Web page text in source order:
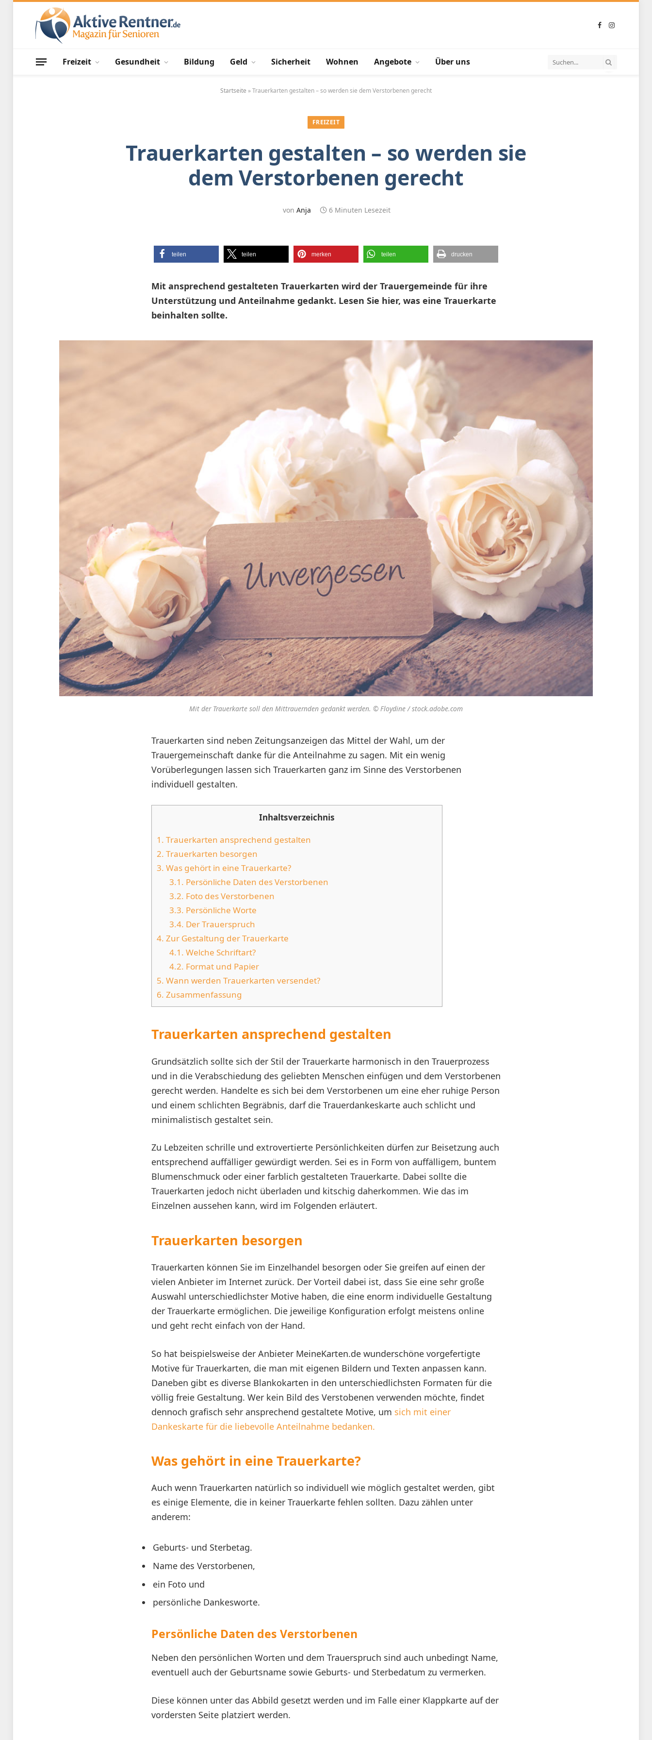
FacebookInstagram
Freizeit Gesundheit Bildung Geld Sicherheit Wohnen Angebote Über uns
Startseite »Trauerkarten gestalten – so werden sie dem Verstorbenen gerecht
FREIZEIT
Trauerkarten gestalten – so werden sie
dem Verstorbenen gerecht
von Anja 6 Minuten Lesezeit
teilen teilen merken teilen drucken
Mit ansprechend gestalteten Trauerkarten wird der Trauergemeinde für ihre
Unterstützung und Anteilnahme gedankt. Lesen Sie hier, was eine Trauerkarte
beinhalten sollte.
Mit der Trauerkarte soll den Mittrauernden gedankt werden. © Floydine / stock.adobe.com
Trauerkarten sind neben Zeitungsanzeigen das Mittel der Wahl, um der
Trauergemeinschaft danke für die Anteilnahme zu sagen. Mit ein wenig
Vorüberlegungen lassen sich Trauerkarten ganz im Sinne des Verstorbenen
individuell gestalten.
Inhaltsverzeichnis
1. Trauerkarten ansprechend gestalten
2. Trauerkarten besorgen
3. Was gehört in eine Trauerkarte?
3.1. Persönliche Daten des Verstorbenen
3.2. Foto des Verstorbenen
3.3. Persönliche Worte
3.4. Der Trauerspruch
4. Zur Gestaltung der Trauerkarte
4.1. Welche Schriftart?
4.2. Format und Papier
5. Wann werden Trauerkarten versendet?
6. Zusammenfassung
Trauerkarten ansprechend gestalten
Grundsätzlich sollte sich der Stil der Trauerkarte harmonisch in den Trauerprozess
und in die Verabschiedung des geliebten Menschen einfügen und dem Verstorbenen
gerecht werden. Handelte es sich bei dem Verstorbenen um eine eher ruhige Person
und einem schlichten Begräbnis, darf die Trauerdankeskarte auch schlicht und
minimalistisch gestaltet sein.
Zu Lebzeiten schrille und extrovertierte Persönlichkeiten dürfen zur Beisetzung auch
entsprechend auffälliger gewürdigt werden. Sei es in Form von auffälligem, buntem
Blumenschmuck oder einer farblich gestalteten Trauerkarte. Dabei sollte die
Trauerkarten jedoch nicht überladen und kitschig daherkommen. Wie das im
Einzelnen aussehen kann, wird im Folgenden erläutert.
Trauerkarten besorgen
Trauerkarten können Sie im Einzelhandel besorgen oder Sie greifen auf einen der
vielen Anbieter im Internet zurück. Der Vorteil dabei ist, dass Sie eine sehr große
Auswahl unterschiedlichster Motive haben, die eine enorm individuelle Gestaltung
der Trauerkarte ermöglichen. Die jeweilige Konfiguration erfolgt meistens online
und geht recht einfach von der Hand.
So hat beispielsweise der Anbieter MeineKarten.de wunderschöne vorgefertigte
Motive für Trauerkarten, die man mit eigenen Bildern und Texten anpassen kann.
Daneben gibt es diverse Blankokarten in den unterschiedlichsten Formaten für die
völlig freie Gestaltung. Wer kein Bild des Verstobenen verwenden möchte, findet
dennoch grafisch sehr ansprechend gestaltete Motive, um sich mit einer
Dankeskarte für die liebevolle Anteilnahme bedanken.
Was gehört in eine Trauerkarte?
Auch wenn Trauerkarten natürlich so individuell wie möglich gestaltet werden, gibt
es einige Elemente, die in keiner Trauerkarte fehlen sollten. Dazu zählen unter
anderem:
Geburts- und Sterbetag.
Name des Verstorbenen,
ein Foto und
persönliche Dankesworte.
Persönliche Daten des Verstorbenen
Neben den persönlichen Worten und dem Trauerspruch sind auch unbedingt Name,
eventuell auch der Geburtsname sowie Geburts- und Sterbedatum zu vermerken.
Diese können unter das Abbild gesetzt werden und im Falle einer Klappkarte auf der
vordersten Seite platziert werden.